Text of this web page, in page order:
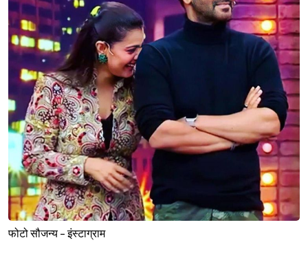
फोटो सौजन्य - इंस्टाग्राम